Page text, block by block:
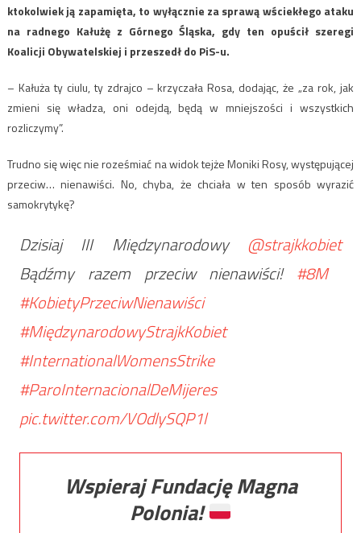
ktokolwiek ją zapamięta, to wyłącznie za sprawą wściekłego ataku
na radnego Kałużę z Górnego Śląska, gdy ten opuścił szeregi
Koalicji Obywatelskiej i przeszedł do PiS-u.
– Kałuża ty ciulu, ty zdrajco – krzyczała Rosa, dodając, że „za rok, jak
zmieni się władza, oni odejdą, będą w mniejszości i wszystkich
rozliczymy”.
Trudno się więc nie roześmiać na widok tejże Moniki Rosy, występującej
przeciw… nienawiści. No, chyba, że chciała w ten sposób wyrazić
samokrytykę?
Dzisiaj III Międzynarodowy @strajkkobiet
Bądźmy razem przeciw nienawiści! #8M⁠ ⁠
#KobietyPrzeciwNienawiści
#MiędzynarodowyStrajkKobiet
#InternationalWomensStrike
#ParoInternacionalDeMijeres
pic.twitter.com/VOdlySQP1l
Wspieraj Fundację Magna
Polonia!